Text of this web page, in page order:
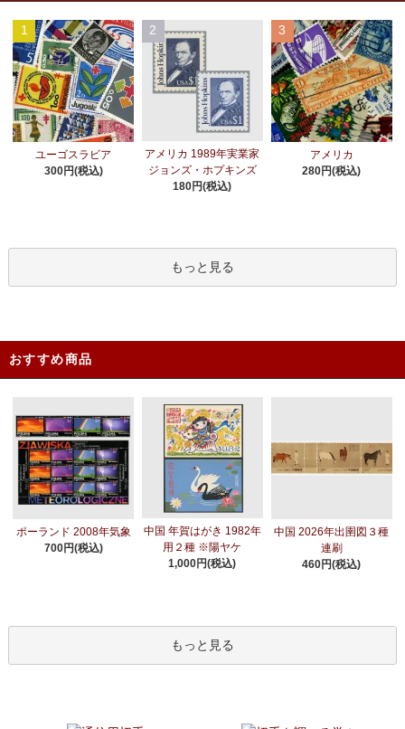
1
ユーゴスラビア
300円(税込)
2
アメリカ 1989年実業家
ジョンズ・ホプキンズ
180円(税込)
3
アメリカ
280円(税込)
もっと見る
おすすめ商品
ポーランド 2008年気象
700円(税込)
中国 年賀はがき 1982年
用２種 ※陽ヤケ
1,000円(税込)
中国 2026年出圉図３種
連刷
460円(税込)
もっと見る